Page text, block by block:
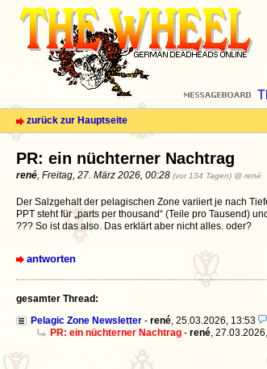
zurück zur Hauptseite
PR: ein nüchterner Nachtrag
rené , Freitag, 27. März 2026, 00:28 (vor 134 Tagen) @ rené
Der Salzgehalt der pelagischen Zone variiert je nach
PPT steht für „parts per thousand“ (Teile pro Tausend)
??? So ist das also. Das erklärt aber nicht alles. oder?
antworten
gesamter Thread:
Pelagic Zone Newsletter - rené 25.03.2026, 13:53
PR: ein nüchterner Nachtrag - rené